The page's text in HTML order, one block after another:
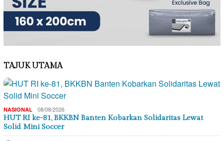
TAJUK UTAMA
NASIONAL 08/08/2026
HUT RI ke-81, BKKBN Banten Kobarkan Solidaritas Lewat
Solid Mini Soccer